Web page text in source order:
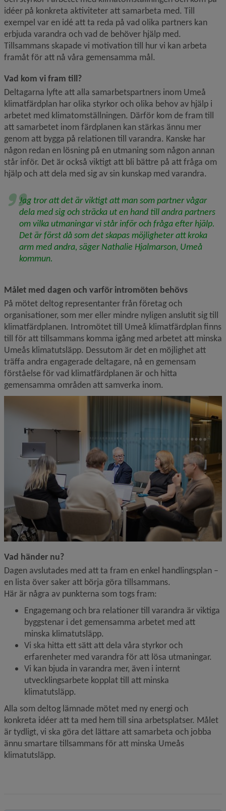
idéer på konkreta aktiviteter att samarbeta med. Till
exempel var en idé att ta reda på vad olika partners kan
erbjuda varandra och vad de behöver hjälp med.
Tillsammans skapade vi motivation till hur vi kan arbeta
framåt för att nå våra gemensamma mål.
Vad kom vi fram till?
Deltagarna lyfte att alla samarbetspartners inom Umeå
klimatfärdplan har olika styrkor och olika behov av hjälp i
arbetet med klimatomställningen. Därför kom de fram till
att samarbetet inom färdplanen kan stärkas ännu mer
genom att bygga på relationen till varandra. Kanske har
någon redan en lösning på en utmaning som någon annan
står inför. Det är också viktigt att bli bättre på att fråga om
hjälp och att dela med sig av sin kunskap med varandra.
Jag tror att det är viktigt att man som partner vågar
dela med sig och sträcka ut en hand till andra partners
om vilka utmaningar vi står inför och fråga efter hjälp.
Det är först då som det skapas möjligheter att kroka
arm med andra, säger Nathalie Hjalmarson, Umeå
kommun.
Målet med dagen och varför intromöten behövs
På mötet deltog representanter från företag och
organisationer, som mer eller mindre nyligen anslutit sig till
klimat­färdplanen. Intromötet till Umeå klimatfärdplan finns
till för att tillsammans komma igång med arbetet att minska
Umeås klimatutsläpp. Dessutom är det en möjlighet att
träffa andra engagerade deltagare, nå en gemensam
förståelse för vad klimatfärdplanen är och hitta
gemensamma områden att samverka inom.
Vad händer nu?
Dagen avslutades med att ta fram en enkel handlingsplan –
en lista över saker att börja göra tillsammans.
Här är några av punkterna som togs fram:
Engagemang och bra relationer till varandra är viktiga
byggstenar i det gemensamma arbetet med att
minska klimatutsläpp.
Vi ska hitta ett sätt att dela våra styrkor och
erfarenheter med varandra för att lösa utmaningar.
Vi kan bjuda in varandra mer, även i internt
utvecklingsarbete kopplat till att minska
klimatutsläpp.
Alla som deltog lämnade mötet med ny energi och
konkreta idéer att ta med hem till sina arbetsplatser. Målet
är tydligt, vi ska göra det lättare att samarbeta och jobba
ännu smartare tillsammans för att minska Umeås
klimatutsläpp.